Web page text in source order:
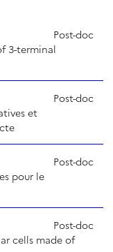
3-terminal
Post-doc
et
Post-doc
pour le
Post-doc
cells made of
Post-doc